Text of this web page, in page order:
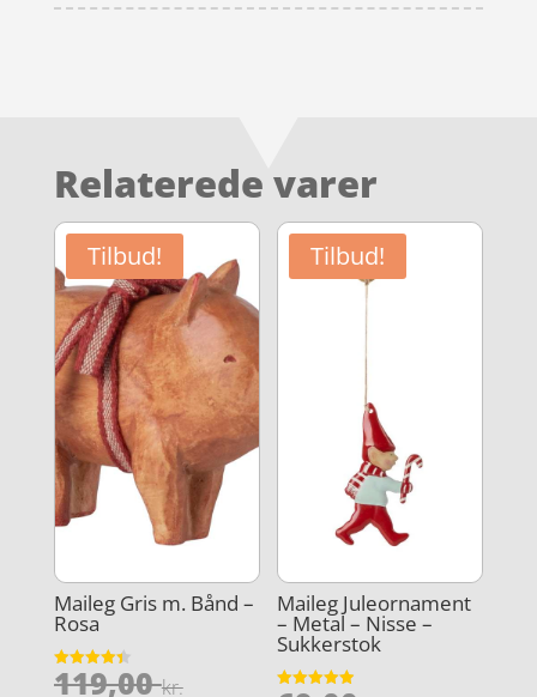
Relaterede varer
Tilbud!
Maileg Gris m. Bånd –
Rosa
Vurderet
4.4
119,00kr.Den
Tilbud!
Maileg Juleornament
– Metal – Nisse –
Sukkerstok